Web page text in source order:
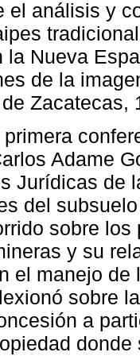
el análisis y
la Nueva
de la
Zacatecas,
Adame
Jurídicas de
del
sobre
y su
el manejo
sobre
a